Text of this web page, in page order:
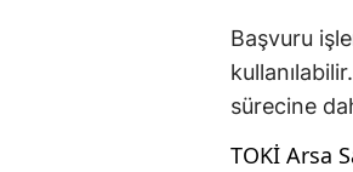
Başvuru
sürecine
TOKİ Arsa